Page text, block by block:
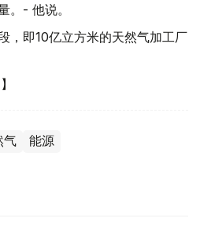
。- 他说。
，即10亿立方米的天然气加工厂
气 能源